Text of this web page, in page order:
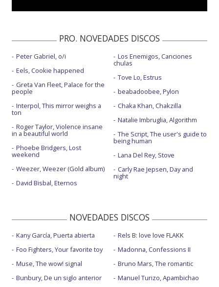
PRO. NOVEDADES DISCOS
Peter Gabriel, o/i
Eels, Cookie happened
Greta Van Fleet, Palace for the
people
Interpol, This mirror weighs a
ton
Roger Taylor, Violence insane
in a beautiful world
Phoebe Bridgers, Lost
weekend
Weezer, Weezer (Gold album)
David Bisbal, Eternos
Los Enemigos, Canciones
chulas
Tove Lo, Estrus
beabadoobee, Pylon
Chaka Khan, Chakzilla
Natalie Imbruglia, Algorithm
The Script, The user's guide to
being human
Lana Del Rey, Stove
Carly Rae Jepsen, Day and
night
NOVEDADES DISCOS
Kany García, Puerta abierta
Foo Fighters, Your favorite toy
Muse, The wow! signal
Bunbury, De un siglo anterior
Rels B: love love FLAKK
Madonna, Confessions II
Bruno Mars, The romantic
Manuel Turizo, Apambichao